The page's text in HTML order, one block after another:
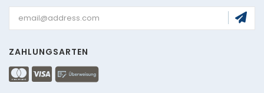
ZAHLUNGSARTEN